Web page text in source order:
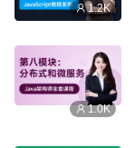
1.2K
1.0K